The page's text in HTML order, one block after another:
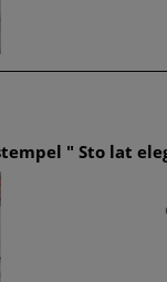
" Sto lat